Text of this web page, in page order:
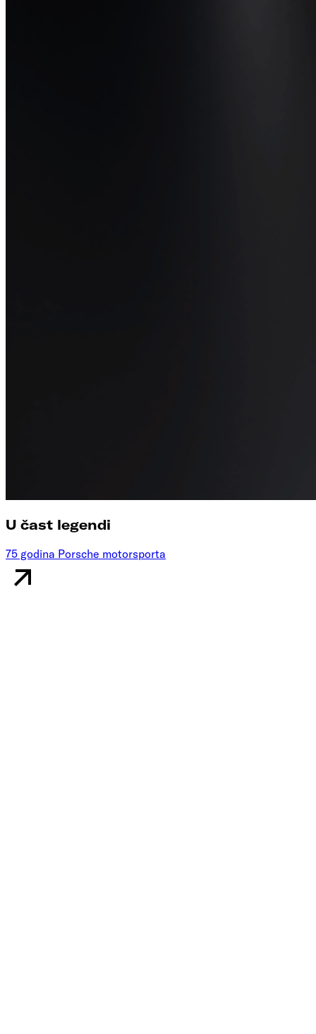
U čast legendi
75 godina Porsche motorsporta